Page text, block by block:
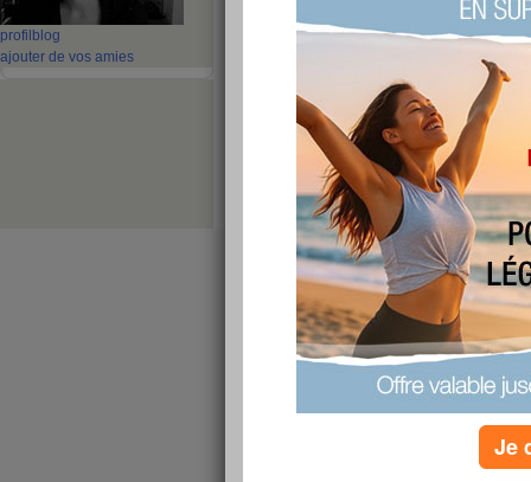
profil blog
ajouter de vos amies
Tout va bien!! Hihi
Kikoo les
J'espère que vs allez bien!! Pr moi tt va
dors mal, du coup manque de sommeil!!
encore 1 jr à se lever à 4h30! lol Vs allez
tôt, lol, mais en fait, c pr passer un peu
boulot, et en même tps, j'aime bien me
j'ai du tps pr moi tte seule, pr faire des
(en heures creuses), et venir sur l'ordi, parce
peine que j'essaie de venir sur l'ordi, ou
sont tt le tps fourré dans mes pattes!! lol
dodo, c le seul moment de
Sinon tjrs rien, pas de préavis, pas de
non plus, donc ce soir je vais l'appeler pr
faire remarquer que sa déclaration n'est
Je